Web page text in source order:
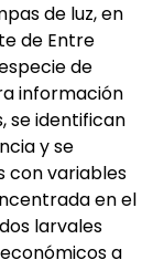
de luz, en
de Entre
de
información
se identifican
y se
con variables
en el
larvales
a